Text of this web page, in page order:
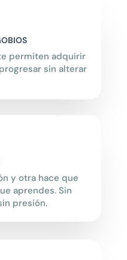
permiten adquirir
sin alterar
y otra hace que
aprendes. Sin
presión.